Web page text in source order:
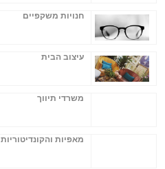
חנויות משקפיים
עיצוב הבית
משרדי תיווך
מאפיות והקונדיטוריות